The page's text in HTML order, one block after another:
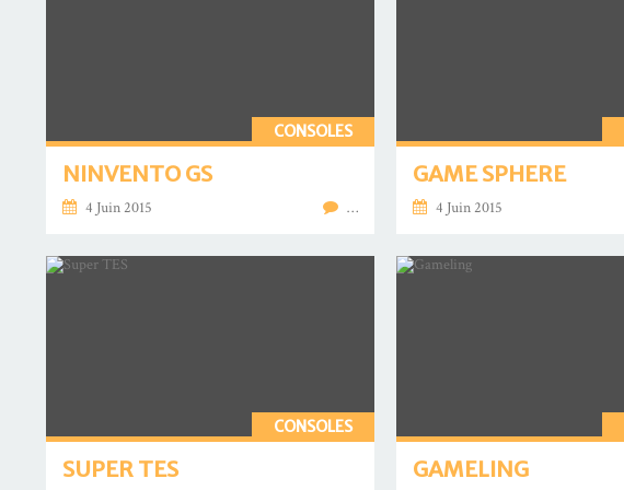
CONSOLES
NINVENTO GS
4 Juin 2015 …
GAME SPHERE
4 Juin 2015
CONSOLES
SUPER TES GAMELING